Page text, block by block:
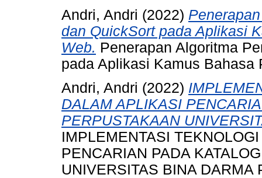
Andri, Andri (2022)
dan QuickSort pada Aplikasi
Web. Penerapan Algoritma
pada Aplikasi Kamus Bahasa
Andri, Andri (2022)
DALAM APLIKASI
PERPUSTAKAAN
IMPLEMENTASI
PENCARIAN PADA
UNIVERSITAS BINA DARMA